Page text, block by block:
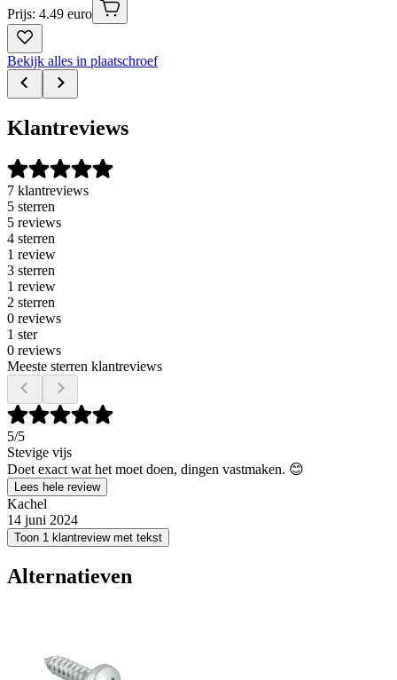
Prijs: 4.49 euro
Bekijk alles in plaatschroef
Klantreviews
7 klantreviews
5 sterren
5 reviews
4 sterren
1 review
3 sterren
1 review
2 sterren
0 reviews
1 ster
0 reviews
Meeste sterren klantreviews
5/5
Stevige vijs
Doet exact wat het moet doen, dingen vastmaken. 😊
Lees hele review
Kachel
14 juni 2024
Toon 1 klantreview met tekst
Alternatieven